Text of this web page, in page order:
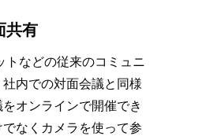
共有
などの従来のコミュニ
内での対面会議と同様
オンラインで開催でき
なくカメラを使って参